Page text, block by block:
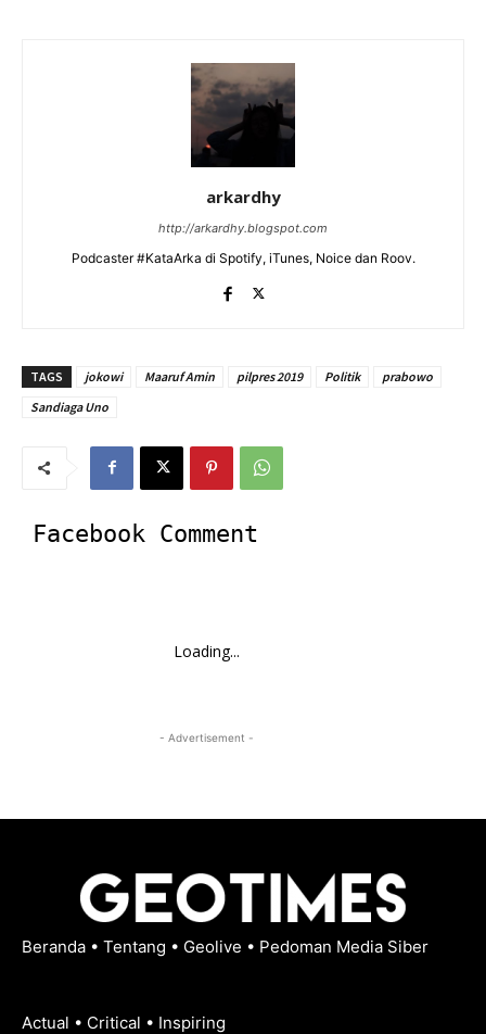
arkardhy
http://arkardhy.blogspot.com
Podcaster #KataArka di Spotify, iTunes, Noice dan Roov.
TAGS jokowi Maaruf Amin pilpres 2019 Politik
prabowo
Sandiaga Uno
Facebook Comment
Loading...
- Advertisement -
Beranda • Tentang • Geolive • Pedoman Media Siber
Actual • Critical • Inspiring